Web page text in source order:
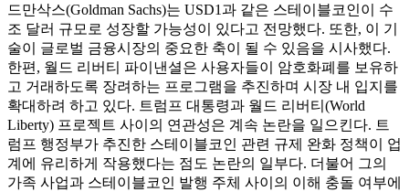
드만삭스(Goldman Sachs)는 USD1과 같은 스테이블코인이 수
조 달러 규모로 성장할 가능성이 있다고 전망했다. 또한, 이 기
술이 글로벌 금융시장의 중요한 축이 될 수 있음을 시사했다.
한편, 월드 리버티 파이낸셜은 사용자들이 암호화폐를 보유하
고 거래하도록 장려하는 프로그램을 추진하며 시장 내 입지를
확대하려 하고 있다. 트럼프 대통령과 월드 리버티(World
Liberty) 프로젝트 사이의 연관성은 계속 논란을 일으킨다. 트
럼프 행정부가 추진한 스테이블코인 관련 규제 완화 정책이 업
계에 유리하게 작용했다는 점도 논란의 일부다. 더불어 그의
가족 사업과 스테이블코인 발행 주체 사이의 이해 충돌 여부에